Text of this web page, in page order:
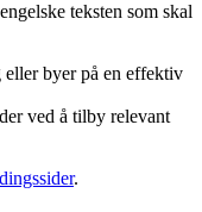
teksten som skal
eller byer på en effektiv
ved å tilby relevant
.